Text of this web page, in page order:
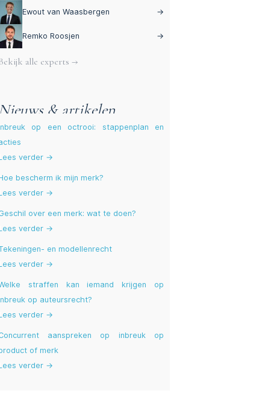
Ewout van Waasbergen →
Remko Roosjen →
alle experts →
Nieuws & artikelen
op een octrooi: stappenplan en
verder →
bescherm ik mijn merk?
verder →
over een merk: wat te doen?
verder →
en modellenrecht
verder →
straffen kan iemand krijgen op
op auteursrecht?
verder →
aanspreken op inbreuk op
of merk
verder →